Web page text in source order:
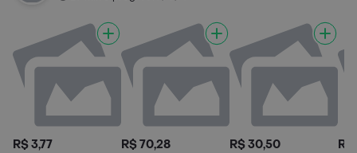
R$ 3,77 R$ 70,28 R$ 30,50 R$